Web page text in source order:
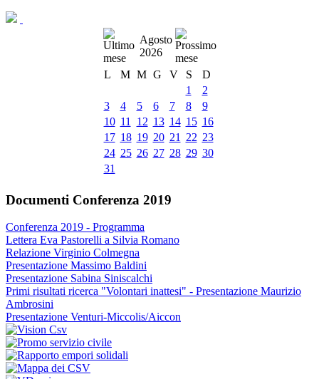
Agosto
2026
L
M M G V S
D
1
2
3
4 5 6 7 8
9
10 11 12 13 14 15 16
17 18 19 20 21 22 23
24 25 26 27 28 29 30
31
Documenti Conferenza 2019
Conferenza 2019 - Programma
Lettera Eva Pastorelli a Silvia Romano
Relazione Virginio Colmegna
Presentazione Massimo Baldini
Presentazione Sabina Siniscalchi
Primi risultati ricerca "Volontari inattesi" - Presentazione Maurizio
Ambrosini
Presentazione Venturi-Miccolis/Aiccon